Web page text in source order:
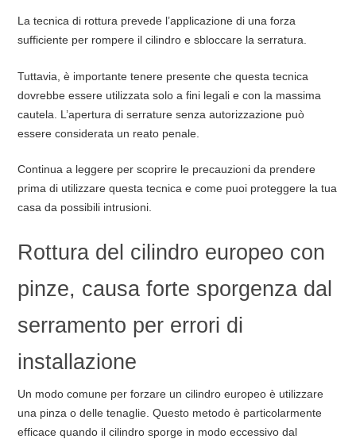
La tecnica di rottura prevede l’applicazione di una forza
sufficiente per rompere il cilindro e sbloccare la serratura.
Tuttavia, è importante tenere presente che questa tecnica
dovrebbe essere utilizzata solo a fini legali e con la massima
cautela. L’apertura di serrature senza autorizzazione può
essere considerata un reato penale.
Continua a leggere per scoprire le precauzioni da prendere
prima di utilizzare questa tecnica e come puoi proteggere la tua
casa da possibili intrusioni.
Rottura del cilindro europeo con
pinze, causa forte sporgenza dal
serramento per errori di
installazione
Un modo comune per forzare un cilindro europeo è utilizzare
una pinza o delle tenaglie. Questo metodo è particolarmente
efficace quando il cilindro sporge in modo eccessivo dal